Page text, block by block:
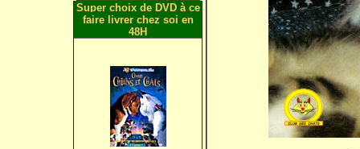
Super choix de DVD à ce
faire livrer chez soi en
48H